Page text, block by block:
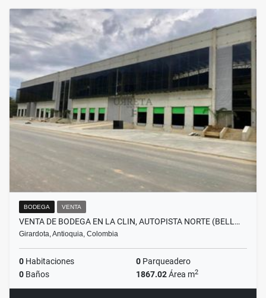
BODEGA VENTA
VENTA DE BODEGA EN LA CLIN, AUTOPISTA NORTE (BELL…
Girardota, Antioquia, Colombia
0 Habitaciones 0 Parqueadero
0 Baños 1867.02Área m2